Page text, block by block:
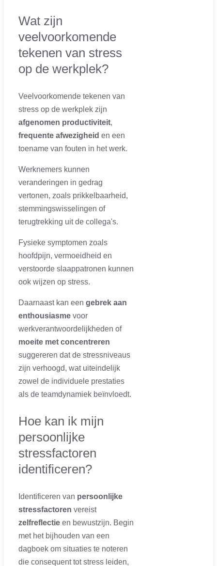
Wat zijn
veelvoorkomende
tekenen van stress
op de werkplek?
Veelvoorkomende tekenen van
stress op de werkplek zijn
afgenomen productiviteit,
frequente afwezigheid en een
toename van fouten in het werk.
Werknemers kunnen
veranderingen in gedrag
vertonen, zoals prikkelbaarheid,
stemmingswisselingen of
terugtrekking uit de collega's.
Fysieke symptomen zoals
hoofdpijn, vermoeidheid en
verstoorde slaappatronen kunnen
ook wijzen op stress.
Daarnaast kan een gebrek aan
enthousiasme voor
werkverantwoordelijkheden of
moeite met concentreren
suggereren dat de stressniveaus
zijn verhoogd, wat uiteindelijk
zowel de individuele prestaties
als de teamdynamiek beïnvloedt.
Hoe kan ik mijn
persoonlijke
stressfactoren
identificeren?
Identificeren van persoonlijke
stressfactoren vereist
zelfreflectie en bewustzijn. Begin
met het bijhouden van een
dagboek om situaties te noteren
die consequent tot stress leiden,